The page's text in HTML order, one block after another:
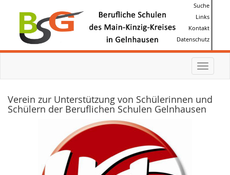
Suche
Links
Kontakt
Datenschutz
Toggle
Verein zur Unterstützung von Schülerinnen und
Schülern der Beruflichen Schulen Gelnhausen